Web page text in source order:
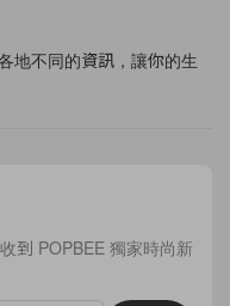
地不同的資訊，讓你的生
到 POPBEE 獨家時尚新